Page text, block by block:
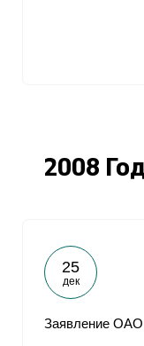
2008
25
дек
Заявление ОАО